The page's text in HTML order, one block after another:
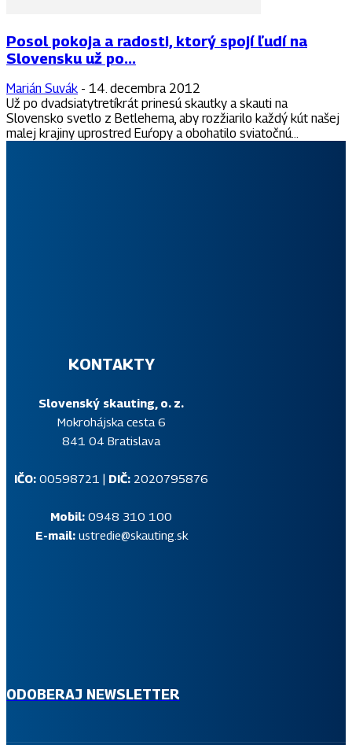
Posol pokoja a radosti, ktorý spojí ľudí na
Slovensku už po...
Marián Suvák - 14. decembra 2012
Už po dvadsiatytretíkrát prinesú skautky a skauti na
Slovensko svetlo z Betlehema, aby rozžiarilo každý kút našej
malej krajiny uprostred Euŕopy a obohatilo sviatočnú...
KONTAKTY
Slovenský skauting, o. z.
Mokrohájska cesta 6
841 04 Bratislava
IČO: 00598721 | DIČ: 2020795876
Mobil: 0948 310 100
E-mail:ustredie@skauting.sk
ODOBERAJ NEWSLETTER